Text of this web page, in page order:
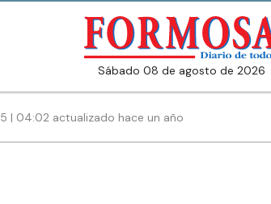
sábado 08 de agosto de 2026
| 04:02 actualizado hace un año